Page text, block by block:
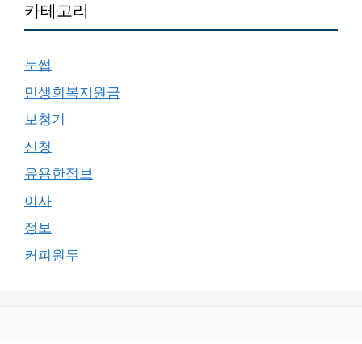
카테고리
눈썹
민생회복지원금
보청기
신청
유용한정보
이사
정보
커피원두